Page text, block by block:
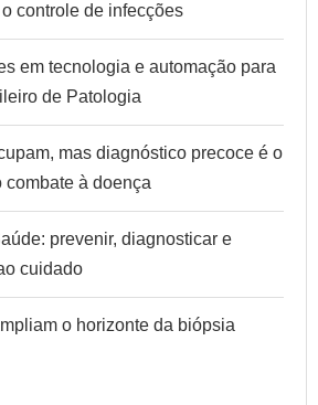
controle de infecções
em tecnologia e automação para
de Patologia
mas diagnóstico precoce é o
à doença
prevenir, diagnosticar e
cuidado
o horizonte da biópsia